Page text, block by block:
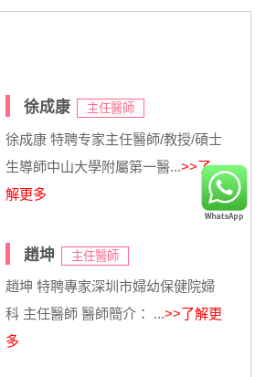
徐成康 主任醫師
徐成康 特聘专家主任醫師/教授/碩士
生導師中山大學附屬第一醫...>>了
解更多
趙坤 主任醫師
趙坤 特聘專家深圳市婦幼保健院婦
科 主任醫師 醫師簡介： ...>>了解更
多